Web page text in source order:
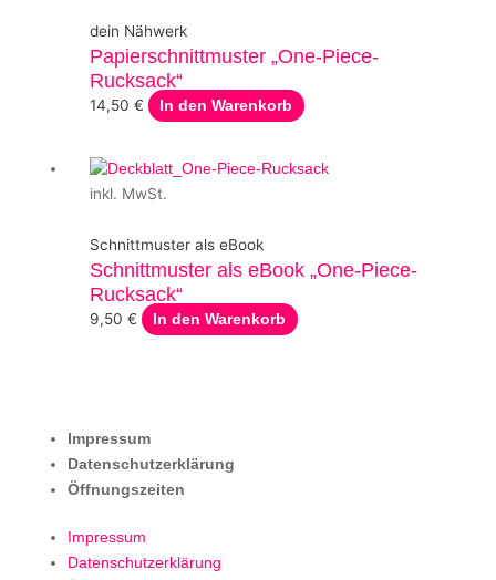
dein Nähwerk
Papierschnittmuster „One-Piece-
Rucksack“
14,50€ In den Warenkorb
inkl. MwSt.
Schnittmuster als eBook
Schnittmuster als eBook „One-Piece-
Rucksack“
9,50€ In den Warenkorb
Impressum
Datenschutzerklärung
Öffnungszeiten
Impressum
Datenschutzerklärung